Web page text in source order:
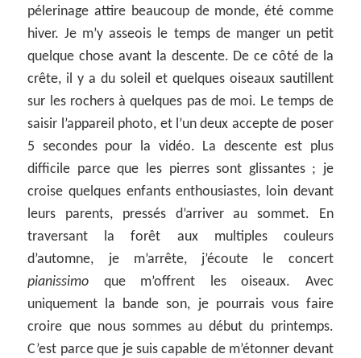
pélerinage attire beaucoup de monde, été comme
hiver. Je m’y asseois le temps de manger un petit
quelque chose avant la descente. De ce côté de la
crête, il y a du soleil et quelques oiseaux sautillent
sur les rochers à quelques pas de moi. Le temps de
saisir l’appareil photo, et l’un deux accepte de poser
5 secondes pour la vidéo. La descente est plus
difficile parce que les pierres sont glissantes ; je
croise quelques enfants enthousiastes, loin devant
leurs parents, pressés d’arriver au sommet. En
traversant la forêt aux multiples couleurs
d’automne, je m’arrête, j’écoute le concert
pianissimo que m’offrent les oiseaux. Avec
uniquement la bande son, je pourrais vous faire
croire que nous sommes au début du printemps.
C’est parce que je suis capable de m’étonner devant